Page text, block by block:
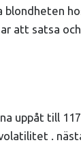
blondheten
att satsa
uppåt till
.